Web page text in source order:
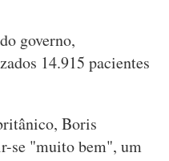
governo,
14.915 pacientes
Boris
se "muito bem", um